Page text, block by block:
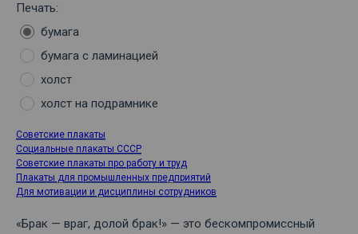
Печать:
бумага
бумага с ламинацией
холст
холст на подрамнике
Советские плакаты
Социальные плакаты СССР
Советские плакаты про работу и труд
Плакаты для промышленных предприятий
Для мотивации и дисциплины сотрудников
«Брак — враг, долой брак!» — это бескомпромиссный